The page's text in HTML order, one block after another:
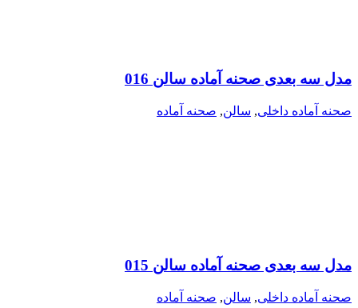
مدل سه بعدی صحنه آماده سالن 016
صحنه آماده داخلی, سالن, صحنه آماده
مدل سه بعدی صحنه آماده سالن 015
صحنه آماده داخلی, سالن, صحنه آماده